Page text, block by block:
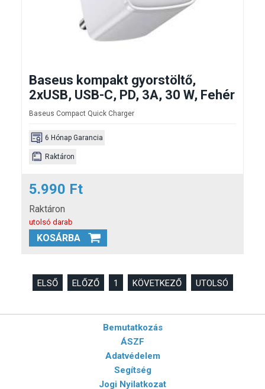
Baseus kompakt gyorstöltő,
2xUSB, USB-C, PD, 3A, 30 W, Fehér
Baseus Compact Quick Charger
6 Hónap Garancia
Raktáron
5.990 Ft
Raktáron
utolsó darab
KOSÁRBA
ELSŐ ELŐZŐ 1 KÖVETKEZŐ UTOLSÓ
Bemutatkozás
ÁSZF
Adatvédelem
Segítség
Jogi Nyilatkozat